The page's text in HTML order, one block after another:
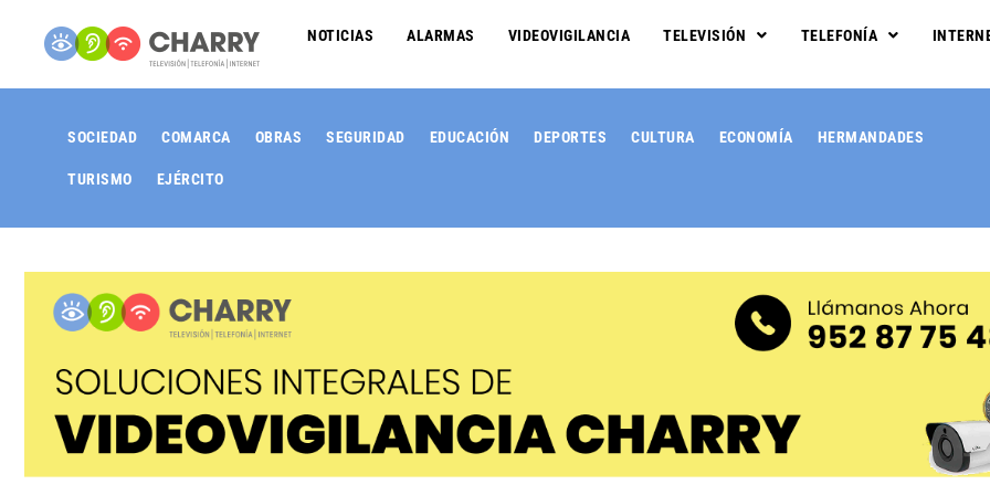
NOTICIAS ALARMAS VIDEOVIGILANCIA TELEVISIÓN TELEFONÍA
SOCIEDAD COMARCA OBRAS SEGURIDAD EDUCACIÓN DEPORTES CULTURA ECONOMÍA HERMANDADES
TURISMO EJÉRCITO